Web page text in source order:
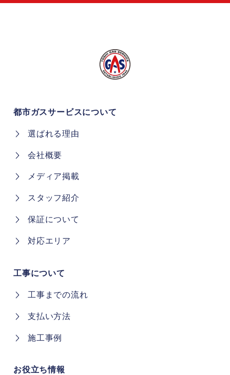
対応エリア
都市ガスサービスについて
選ばれる理由
会社概要
メディア掲載
スタッフ紹介
保証について
お役立ち情報
工事までの流れ
施工事例
支払い方法
工事について